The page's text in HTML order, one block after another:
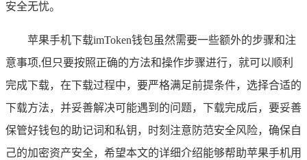
安全无忧。
苹果手机下载imToken钱包虽然需要一些额外的步骤和注
意事项,但只要按照正确的方法和操作步骤进行，就可以顺利
完成下载，在下载过程中，要严格满足前提条件，选择合适的
下载方法，并妥善解决可能遇到的问题，下载完成后，要妥善
保管好钱包的助记词和私钥，时刻注意防范安全风险，确保自
己的加密资产安全，希望本文的详细介绍能够帮助苹果手机用